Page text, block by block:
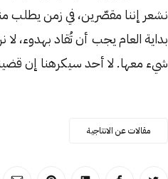
نشعر إننا مقصّرين، في زمن يطلب
بداية العام يجب أن تُقاد بهدوء،
شيء معها. لا أحد سيكرهنا إن
مقالات عن الانتاجية